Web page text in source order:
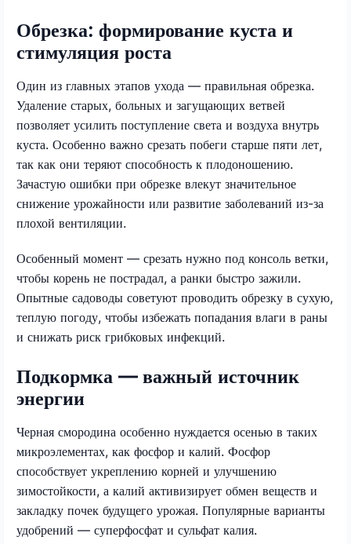
Обрезка: формирование куста и
стимуляция роста
Один из главных этапов ухода — правильная обрезка.
Удаление старых, больных и загущающих ветвей
позволяет усилить поступление света и воздуха внутрь
куста. Особенно важно срезать побеги старше пяти лет,
так как они теряют способность к плодоношению.
Зачастую ошибки при обрезке влекут значительное
снижение урожайности или развитие заболеваний из-за
плохой вентиляции.
Особенный момент — срезать нужно под консоль ветки,
чтобы корень не пострадал, а ранки быстро зажили.
Опытные садоводы советуют проводить обрезку в сухую,
теплую погоду, чтобы избежать попадания влаги в раны
и снижать риск грибковых инфекций.
Подкормка — важный источник
энергии
Черная смородина особенно нуждается осенью в таких
микроэлементах, как фосфор и калий. Фосфор
способствует укреплению корней и улучшению
зимостойкости, а калий активизирует обмен веществ и
закладку почек будущего урожая. Популярные варианты
удобрений — суперфосфат и сульфат калия.